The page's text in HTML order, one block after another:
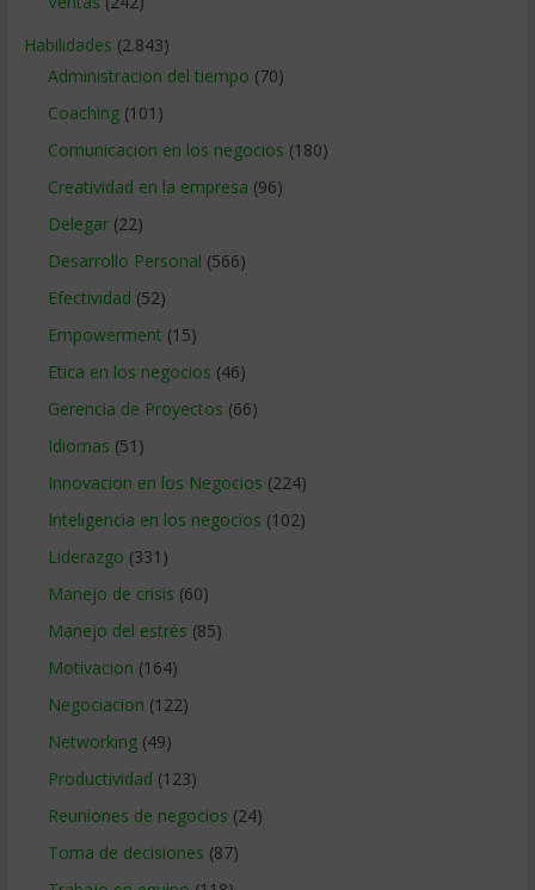
Habilidades (2.843)
Administracion del tiempo (70)
Coaching(101)
Comunicacion en los negocios (180)
Creatividad en la empresa (96)
Delegar(22)
Desarrollo Personal (566)
Efectividad (52)
Empowerment (15)
Etica en los negocios (46)
Gerencia de Proyectos (66)
Idiomas (51)
Innovacion en los Negocios (224)
Inteligencia en los negocios (102)
Liderazgo (331)
Manejo de crisis (60)
Manejo del estrés (85)
Motivacion (164)
Negociacion (122)
Networking(49)
Productividad (123)
Reuniones de negocios (24)
Toma de decisiones (87)